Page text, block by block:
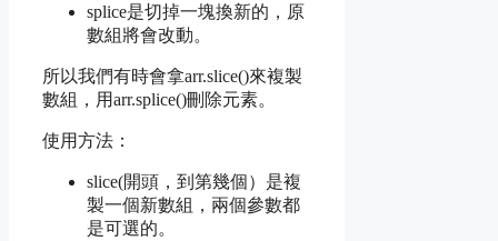
splice是切掉一塊換新的，原
數組將會改動。
所以我們有時會拿arr.slice()來複製
數組，用arr.splice()刪除元素。
使用方法：
slice(開頭，到第幾個）是複
製一個新數組，兩個參數都
是可選的。